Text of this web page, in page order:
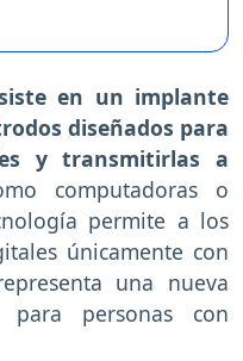
en un implante
diseñados para
y transmitirlas a
computadoras o
permite a los
únicamente con
una nueva
para personas con